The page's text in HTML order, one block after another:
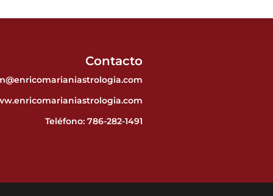
Contacto
Teléfono: 786-282-1491